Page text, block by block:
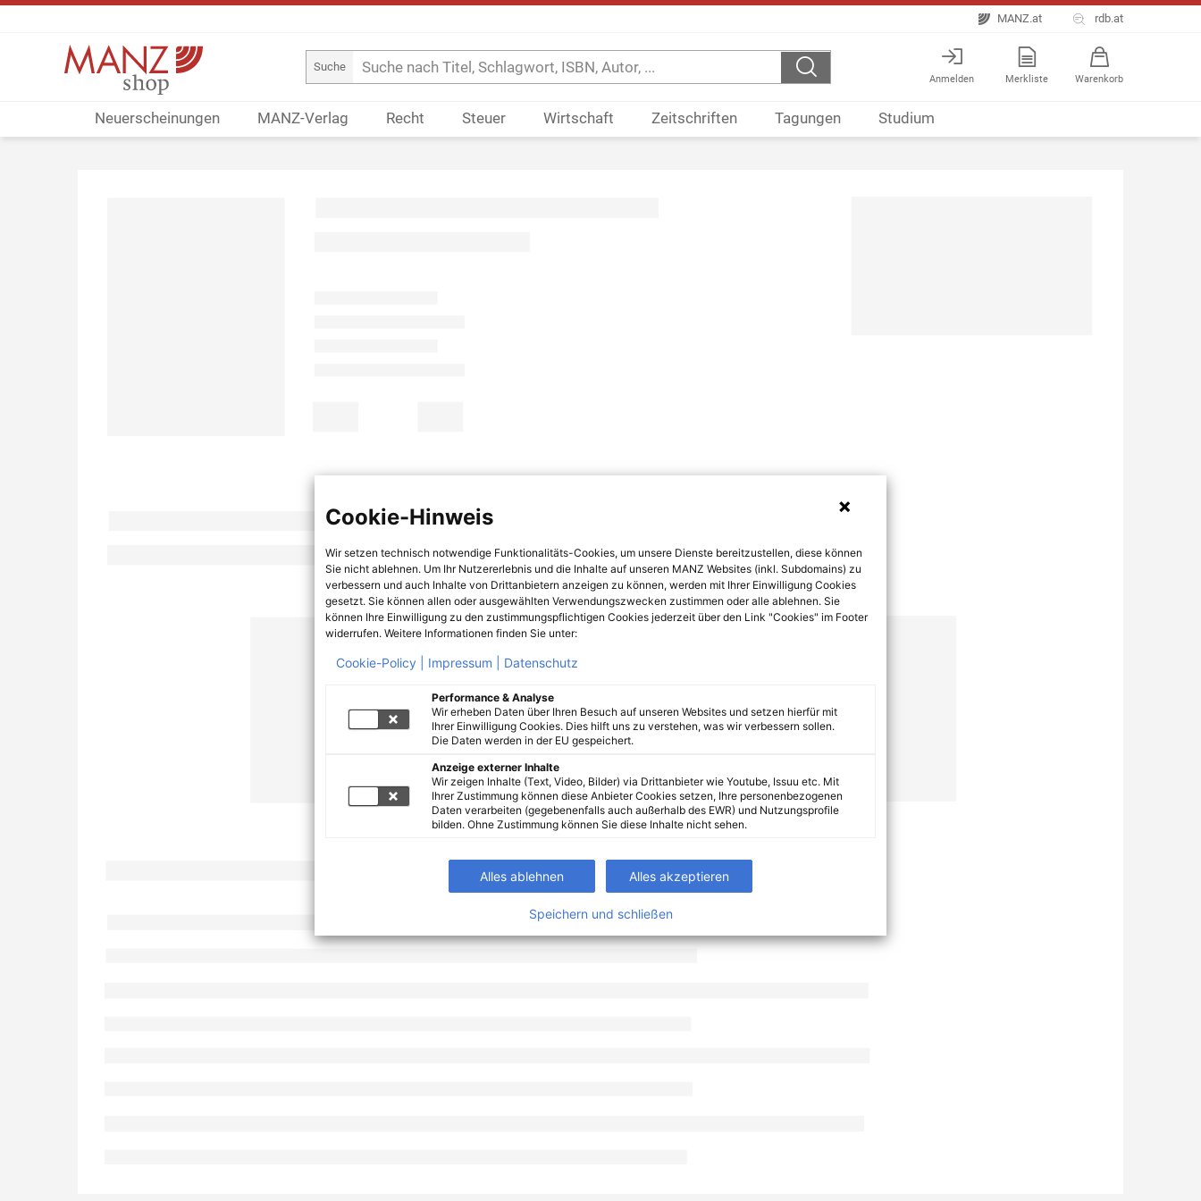
MANZ.at rdb.at
Suche
Anmelden Merkliste Warenkorb
Neuerscheinungen MANZ-Verlag Recht Steuer Wirtschaft Zeitschriften Tagungen Studium
Cookie-Hinweis
Wir setzen technisch notwendige Funktionalitäts-Cookies, um unsere Dienste bereitzustellen, diese können
Sie nicht ablehnen. Um Ihr Nutzererlebnis und die Inhalte auf unseren MANZ Websites (inkl. Subdomains) zu
verbessern und auch Inhalte von Drittanbietern anzeigen zu können, werden mit Ihrer Einwilligung Cookies
gesetzt. Sie können allen oder ausgewählten Verwendungszwecken zustimmen oder alle ablehnen. Sie
können Ihre Einwilligung zu den zustimmungspflichtigen Cookies jederzeit über den Link "Cookies" im Footer
widerrufen. Weitere Informationen finden Sie unter:
Cookie-Policy | Impressum | Datenschutz
Performance & Analyse
Wir erheben Daten über Ihren Besuch auf unseren Websites und setzen hierfür mit
Ihrer Einwilligung Cookies. Dies hilft uns zu verstehen, was wir verbessern sollen.
Die Daten werden in der EU gespeichert.
Anzeige externer Inhalte
Wir zeigen Inhalte (Text, Video, Bilder) via Drittanbieter wie Youtube, Issuu etc. Mit
Ihrer Zustimmung können diese Anbieter Cookies setzen, Ihre personenbezogenen
Daten verarbeiten (gegebenenfalls auch außerhalb des EWR) und Nutzungsprofile
bilden. Ohne Zustimmung können Sie diese Inhalte nicht sehen.
Alles ablehnen Alles akzeptieren
Speichern und schließen